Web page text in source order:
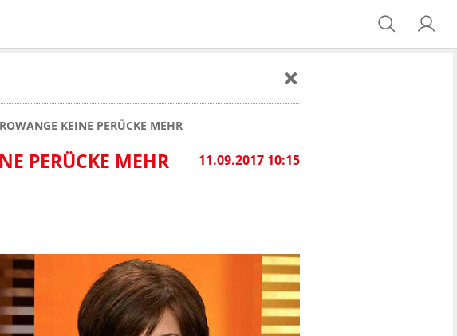
KEINE PERÜCKE MEHR
11.09.2017 10:15
PERÜCKE MEHR